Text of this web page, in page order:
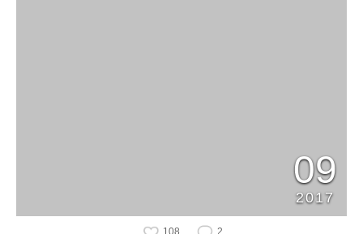
09
2017
108 2